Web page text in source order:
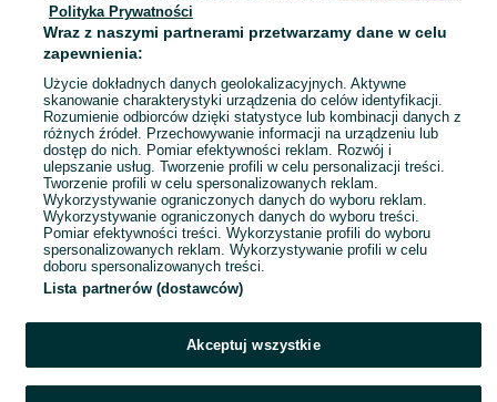
wiosna jesień
Kęszyn
04 sierpnia 2026
L / 40 Beżowy
1 2 3 ... 9
Polityka Prywatności
Wraz z naszymi partnerami przetwarzamy dane w celu
zapewnienia:
Użycie dokładnych danych geolokalizacyjnych. Aktywne
skanowanie charakterystyki urządzenia do celów identyfikacji.
Rozumienie odbiorców dzięki statystyce lub kombinacji danych z
różnych źródeł. Przechowywanie informacji na urządzeniu lub
dostęp do nich. Pomiar efektywności reklam. Rozwój i
ulepszanie usług. Tworzenie profili w celu personalizacji treści.
Tworzenie profili w celu spersonalizowanych reklam.
Wykorzystywanie ograniczonych danych do wyboru reklam.
Wykorzystywanie ograniczonych danych do wyboru treści.
Pomiar efektywności treści. Wykorzystanie profili do wyboru
spersonalizowanych reklam. Wykorzystywanie profili w celu
doboru spersonalizowanych treści.
Lista partnerów (dostawców)
Akceptuj wszystkie